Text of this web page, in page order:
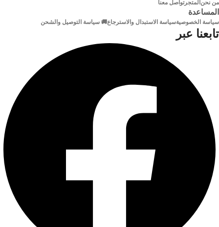
الطول
الون
الموصلات
من نحن المتجرتواصل معنا
المساعدة
سياسة الخصوصيةسياسة الاستبدال والاسترجاع🚚 سياسة التوصيل والشحن
تابعنا عبر